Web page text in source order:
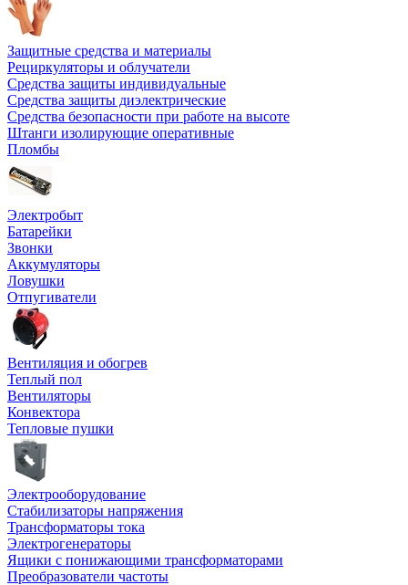
Защитные средства и материалы
Рециркуляторы и облучатели
Средства защиты индивидуальные
Средства защиты диэлектрические
Средства безопасности при работе на высоте
Штанги изолирующие оперативные
Пломбы
Электробыт
Батарейки
Звонки
Аккумуляторы
Ловушки
Отпугиватели
Вентиляция и обогрев
Теплый пол
Вентиляторы
Конвектора
Тепловые пушки
Электрооборудование
Стабилизаторы напряжения
Трансформаторы тока
Электрогенераторы
Ящики с понижающими трансформаторами
Преобразователи частоты